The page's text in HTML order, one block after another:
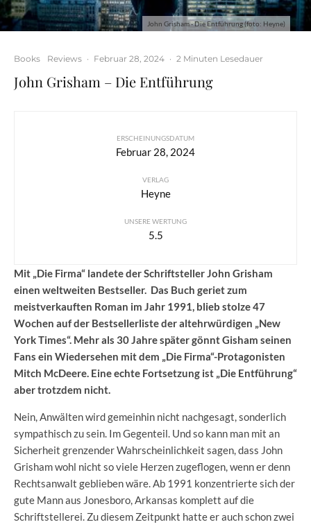
John Grisham - Die Entführung (foto: Heyne)
Books Reviews · Februar 28, 2024 · 2 Minuten Lesedauer
John Grisham – Die Entführung
ERSCHEINUNGSDATUM
Februar 28, 2024
VERLAG
Heyne
UNSERE WERTUNG
5.5
Mit „Die Firma“ landete der Schriftsteller John Grisham
einen weltweiten Bestseller. Das Buch geriet zum
meistverkauften Roman im Jahr 1991, blieb stolze 47
Wochen auf der Bestsellerliste der altehrwürdigen „New
York Times“. Mehr als 30 Jahre später gönnt Gisham seinen
Fans ein Wiedersehen mit dem „Die Firma“-Protagonisten
Mitch McDeere. Eine echte Fortsetzung ist „Die Entführung“
aber trotzdem nicht.
Nein, Anwälten wird gemeinhin nicht nachgesagt, sonderlich
sympathisch zu sein. Im Gegenteil. Und so kann man mit an
Sicherheit grenzender Wahrscheinlichkeit sagen, dass John
Grisham wohl nicht so viele Herzen zugeflogen, wenn er denn
Rechtsanwalt geblieben wäre. Ab 1991 konzentrierte sich der
gute Mann aus Jonesboro, Arkansas komplett auf die
Schriftstellerei. Zu diesem Zeitpunkt hatte er auch schon zwei